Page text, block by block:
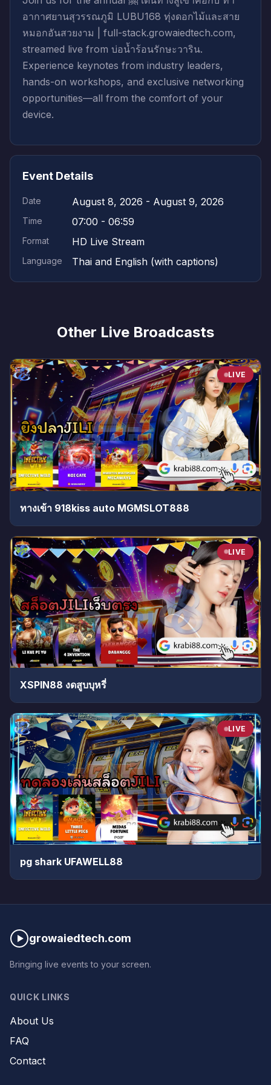
อากาศยานสุวรรณภูมิ LUBU168 ทุ่งดอกไม้และสาย
หมอกอันสวยงาม | full-stack.growaiedtech.com,
streamed live from บ่อน้ำร้อนรักษะวาริน.
Experience keynotes from industry leaders,
hands-on workshops, and exclusive networking
opportunities—all from the comfort of your
device.
Event Details
Date August 8, 2026 - August 9, 2026
Time 07:00 - 06:59
Format HD Live Stream
Language Thai and English (with captions)
Other Live Broadcasts
LIVE
ทางเข้า 918kiss auto MGMSLOT888
LIVE
XSPIN88 งดสูบบุหรี่
LIVE
pg shark UFAWELL88
growaiedtech.com
Bringing live events to your screen.
QUICK LINKS
About Us
FAQ
Contact